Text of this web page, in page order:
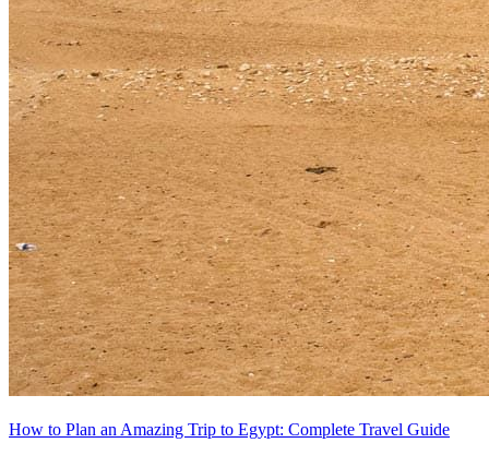
How to Plan an Amazing Trip to Egypt: Complete Travel Guide